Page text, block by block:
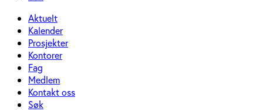
Aktuelt
Kalender
Prosjekter
Kontorer
Fag
Medlem
Kontakt oss
Søk